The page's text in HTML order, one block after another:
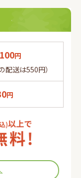
円
配送は550円）
円